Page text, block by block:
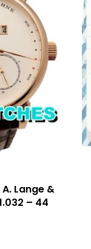
Lange &
– 44